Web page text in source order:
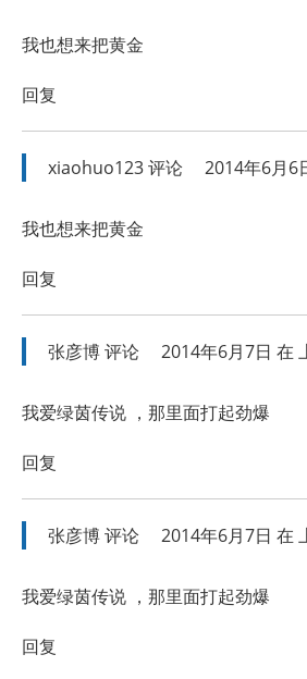
我也想来把黄金
回复
xiaohuo123评论 2014年6月6
我也想来把黄金
回复
张彦博评论 2014年6月7日 在
我爱绿茵传说 ，那里面打起劲爆
回复
张彦博评论 2014年6月7日 在
我爱绿茵传说 ，那里面打起劲爆
回复